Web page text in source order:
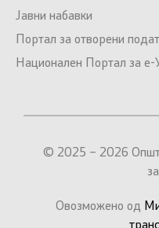
Јавни набавки
Портал за отворени
Национален Портал за е-
© 2025 – 2026
Овозможено од